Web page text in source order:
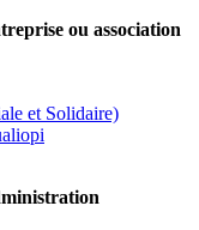
ou association
et Solidaire)